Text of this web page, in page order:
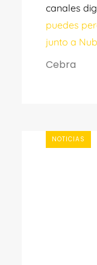
canales
puedes
junto a
Cebra
NOTICIAS